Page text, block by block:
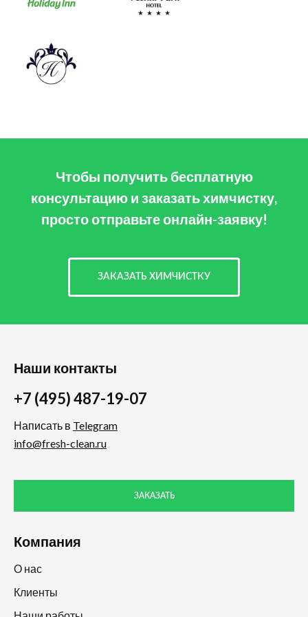
Чтобы получить бесплатную
консультацию и заказать химчистку,
просто отправьте онлайн-заявку!
ЗАКАЗАТЬ ХИМЧИСТКУ
Компания
О нас
Клиенты
Наши контакты
+7 (495) 487-19-07
Написать в Telegram
info@fresh-clean.ru
ЗАКАЗАТЬ